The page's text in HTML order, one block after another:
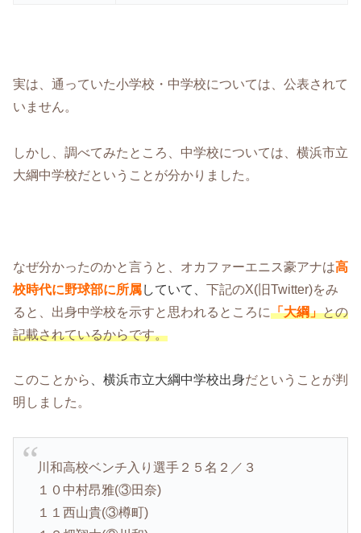
実は、通っていた小学校・中学校については、公表されて
いません。
しかし、調べてみたところ、中学校については、横浜市立
大綱中学校だということが分かりました。
なぜ分かったのかと言うと、オカファーエニス豪アナは高
校時代に野球部に所属していて、 下記のX(旧Twitter)をみ
ると、出身中学校を示すと思われるところに「大綱」との
記載されているからです。
このことから 、横浜市立大綱中学校出身だということが判
明しました。
川和高校ベンチ入り選手２５名２／３
１０中村昂雅(③田奈)
１１西山貴(③樽町)